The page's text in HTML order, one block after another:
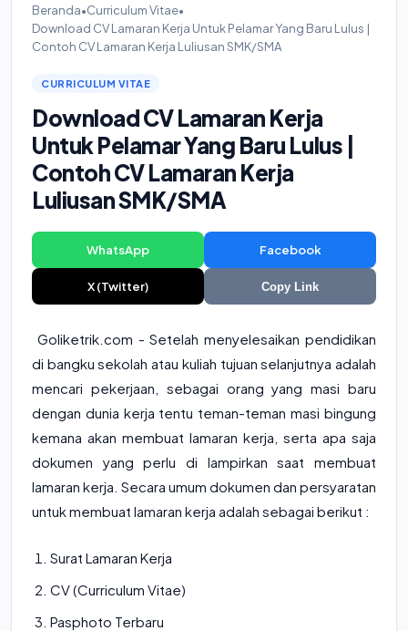
Beranda•Curriculum Vitae•
Download CV Lamaran Kerja Untuk Pelamar Yang Baru Lulus |
Contoh CV Lamaran Kerja Luliusan SMK/SMA
CURRICULUM VITAE
Download CV Lamaran Kerja
Untuk Pelamar Yang Baru Lulus |
Contoh CV Lamaran Kerja
Luliusan SMK/SMA
WhatsApp Facebook
X (Twitter) Copy Link
Goliketrik.com - Setelah menyelesaikan pendidikan
di bangku sekolah atau kuliah tujuan selanjutnya adalah
mencari pekerjaan, sebagai orang yang masi baru
dengan dunia kerja tentu teman-teman masi bingung
kemana akan membuat lamaran kerja, serta apa saja
dokumen yang perlu di lampirkan saat membuat
lamaran kerja. Secara umum dokumen dan persyaratan
untuk membuat lamaran kerja adalah sebagai berikut :
Surat Lamaran Kerja
CV (Curriculum Vitae)
Pasphoto Terbaru